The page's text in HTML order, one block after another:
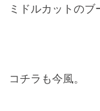
ミドルカットの
コチラも今風。